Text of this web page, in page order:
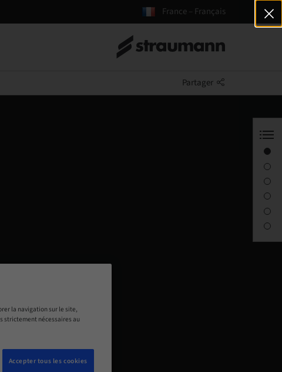
France – Français
Partager
la navigation sur le site,
strictement nécessaires au
Accepter tous les cookies